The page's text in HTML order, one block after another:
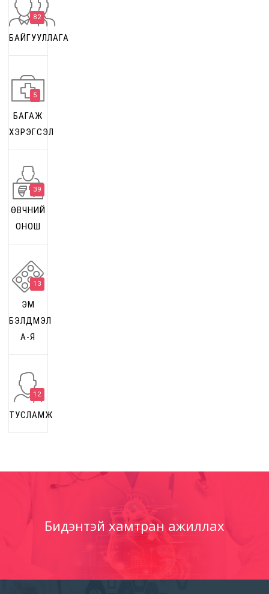
82
БАЙГУУЛЛАГА
5
БАГАЖ
ХЭРЭГСЭЛ
39
ӨВЧНИЙ
ОНОШ
13
ЭМ
БЭЛДМЭЛ
А-Я
12
ТУСЛАМЖ
Бидэнтэй хамтран ажиллах